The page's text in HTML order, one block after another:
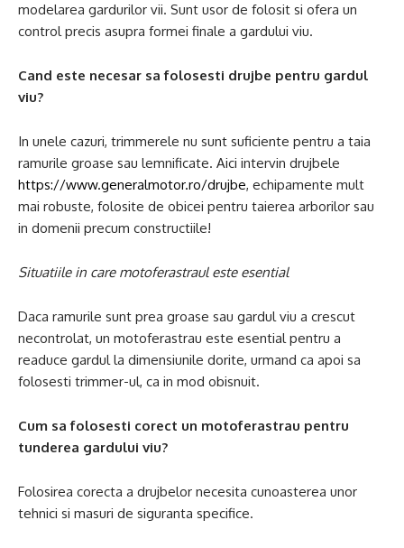
modelarea gardurilor vii. Sunt usor de folosit si ofera un
control precis asupra formei finale a gardului viu.
Cand este necesar sa folosesti drujbe pentru gardul
viu?
In unele cazuri, trimmerele nu sunt suficiente pentru a taia
ramurile groase sau lemnificate. Aici intervin drujbele
https://www.generalmotor.ro/drujbe, echipamente mult
mai robuste, folosite de obicei pentru taierea arborilor sau
in domenii precum constructiile!
Situatiile in care motoferastraul este esential
Daca ramurile sunt prea groase sau gardul viu a crescut
necontrolat, un motoferastrau este esential pentru a
readuce gardul la dimensiunile dorite, urmand ca apoi sa
folosesti trimmer-ul, ca in mod obisnuit.
Cum sa folosesti corect un motoferastrau pentru
tunderea gardului viu?
Folosirea corecta a drujbelor necesita cunoasterea unor
tehnici si masuri de siguranta specifice.